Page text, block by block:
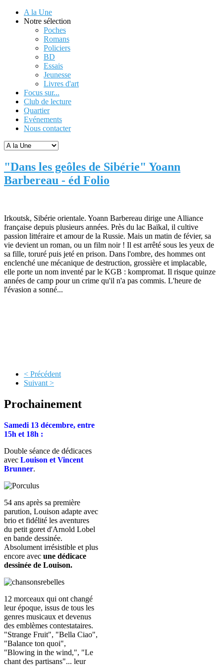
A la Une
Notre sélection
Poches
Romans
Policiers
BD
Essais
Jeunesse
Livres d'art
Focus sur...
Club de lecture
Quartier
Evénements
Nous contacter
"Dans les geôles de Sibérie" Yoann
Barbereau - éd Folio
Irkoutsk, Sibérie orientale. Yoann Barbereau dirige une Alliance
française depuis plusieurs années. Près du lac Baïkal, il cultive
passion littéraire et amour de la Russie. Mais un matin de févier, sa
vie devient un roman, ou un film noir ! Il est arrêté sous les yeux de
sa fille, toruré puis jeté en prison. Dans l'ombre, des hommes ont
enclenché une mécanique de destruction, grossière et implacable,
elle porte un nom inventé par le KGB : kompromat. Il risque quinze
années de camp pour un crime qu'il n'a pas commis. L'heure de
l'évasion a sonné...
< Précédent
Suivant >
Prochainement
Samedi 13 décembre, entre
15h et 18h :
Double séance de dédicaces
avec Louison et Vincent
Brunner.
54 ans après sa première
parution, Louison adapte avec
brio et fidélité les aventures
du petit goret d'Arnold Lobel
en bande dessinée.
Absolument irrésistible et plus
encore avec une dédicace
dessinée de Louison.
12 morceaux qui ont changé
leur époque, issus de tous les
genres musicaux et devenus
des emblèmes contestataires.
"Strange Fruit", "Bella Ciao",
"Balance ton quoi",
"Blowing in the wind,", "Le
chant des partisans"... leur